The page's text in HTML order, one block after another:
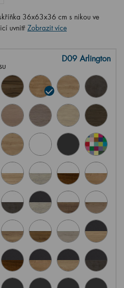
36x63x36 cm s nikou ve
uvnitř Zobrazit více
D09 Arlington